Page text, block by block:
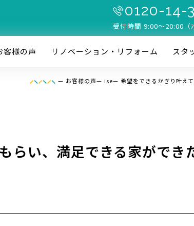
0120-14-
受付時間 9:00〜20:00（
客様の声 リノベーション・リフォーム スタ
— お客様の声— ise— 希望をできるかぎり叶え
らい、満足できる家ができ